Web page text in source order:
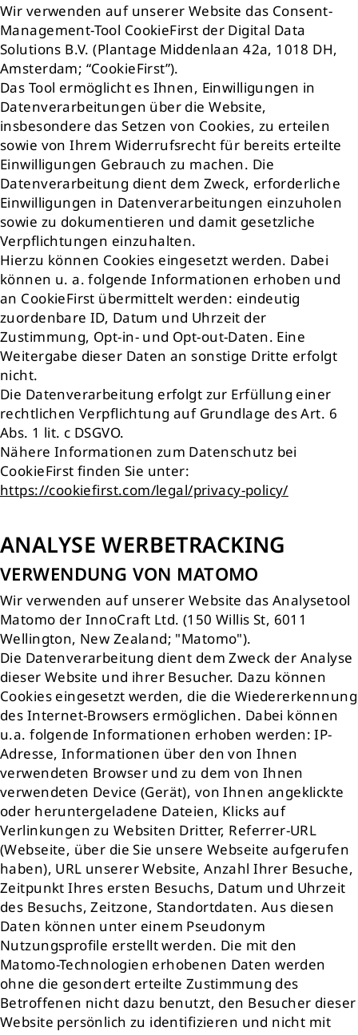
Wir verwenden auf unserer Website das Consent-
Management-Tool CookieFirst der Digital Data
Solutions B.V. (Plantage Middenlaan 42a, 1018 DH,
Amsterdam; “CookieFirst”).
Das Tool ermöglicht es Ihnen, Einwilligungen in
Datenverarbeitungen über die Website,
insbesondere das Setzen von Cookies, zu erteilen
sowie von Ihrem Widerrufsrecht für bereits erteilte
Einwilligungen Gebrauch zu machen. Die
Datenverarbeitung dient dem Zweck, erforderliche
Einwilligungen in Datenverarbeitungen einzuholen
sowie zu dokumentieren und damit gesetzliche
Verpflichtungen einzuhalten.
Hierzu können Cookies eingesetzt werden. Dabei
können u. a. folgende Informationen erhoben und
an CookieFirst übermittelt werden: eindeutig
zuordenbare ID, Datum und Uhrzeit der
Zustimmung, Opt-in- und Opt-out-Daten. Eine
Weitergabe dieser Daten an sonstige Dritte erfolgt
nicht.
Die Datenverarbeitung erfolgt zur Erfüllung einer
rechtlichen Verpflichtung auf Grundlage des Art. 6
Abs. 1 lit. c DSGVO.
Nähere Informationen zum Datenschutz bei
CookieFirst finden Sie unter:
https://cookiefirst.com/legal/privacy-policy/
ANALYSE WERBETRACKING
VERWENDUNG VON MATOMO
Wir verwenden auf unserer Website das Analysetool
Matomo der InnoCraft Ltd. (150 Willis St, 6011
Wellington, New Zealand; "Matomo").
Die Datenverarbeitung dient dem Zweck der Analyse
dieser Website und ihrer Besucher. Dazu können
Cookies eingesetzt werden, die die Wiedererkennung
des Internet-Browsers ermöglichen. Dabei können
u.a. folgende Informationen erhoben werden: IP-
Adresse, Informationen über den von Ihnen
verwendeten Browser und zu dem von Ihnen
verwendeten Device (Gerät), von Ihnen angeklickte
oder heruntergeladene Dateien, Klicks auf
Verlinkungen zu Websiten Dritter, Referrer-URL
(Webseite, über die Sie unsere Webseite aufgerufen
haben), URL unserer Website, Anzahl Ihrer Besuche,
Zeitpunkt Ihres ersten Besuchs, Datum und Uhrzeit
des Besuchs, Zeitzone, Standortdaten. Aus diesen
Daten können unter einem Pseudonym
Nutzungsprofile erstellt werden. Die mit den
Matomo-Technologien erhobenen Daten werden
ohne die gesondert erteilte Zustimmung des
Betroffenen nicht dazu benutzt, den Besucher dieser
Website persönlich zu identifizieren und nicht mit